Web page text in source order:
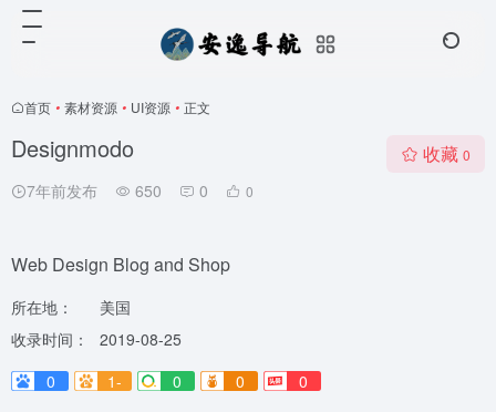
首页 • 素材资源 • UI资源 • 正文
Designmodo
7年前发布 650 0 0
收藏 0
Web Design Blog and Shop
所在地：
美国
收录时间：
2019-08-25
0
1- 0 0 0